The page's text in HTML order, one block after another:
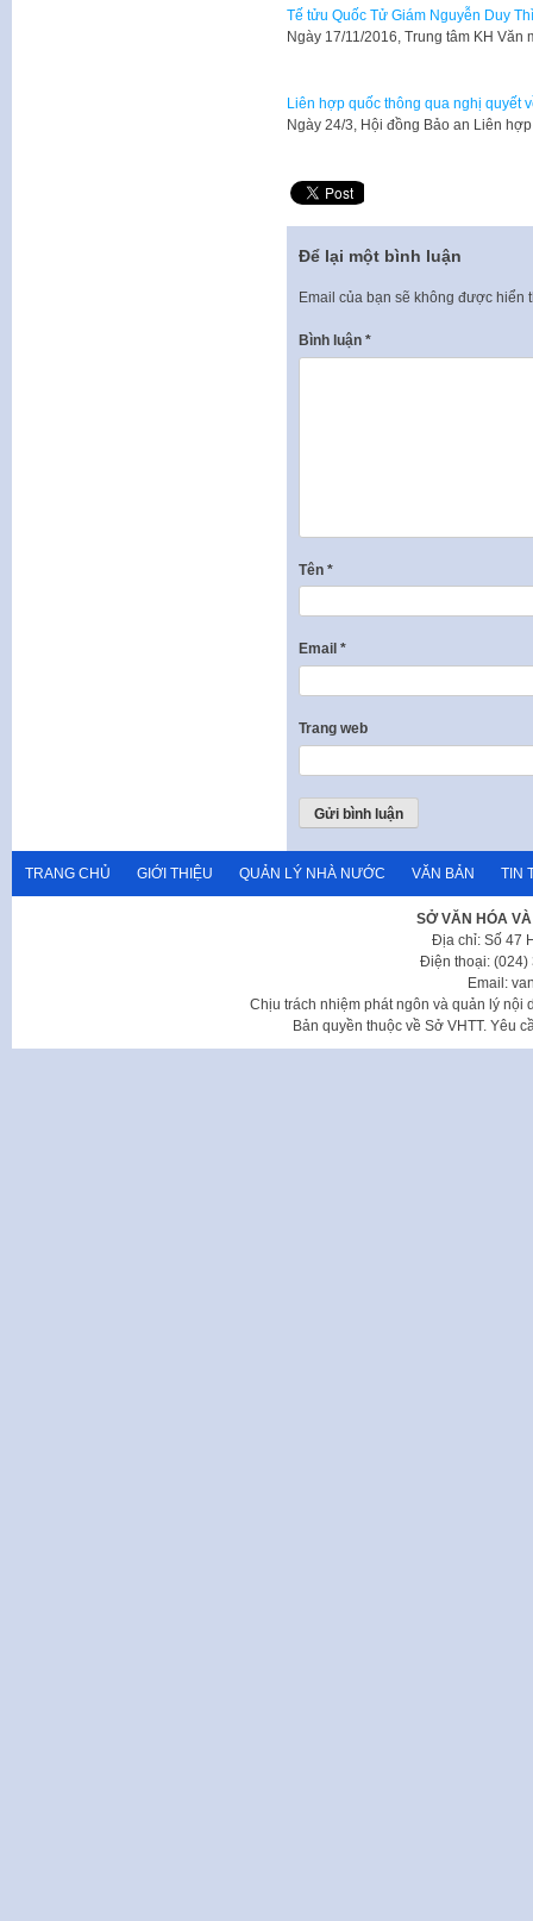
Tế tửu Quốc Tử Giám Nguyễn Duy
Ngày 17/11/2016, Trung tâm KH
Liên hợp quốc thông qua nghị quyết
Ngày 24/3, Hội đồng Bảo an Liên
Để lại một bình luận
Email của bạn sẽ không được hiển
Bình luận *
Tên *
Email *
Trang web
TRANG CHỦ GIỚI THIỆU QUẢN LÝ NHÀ NƯỚC VĂN BẢN TIN
SỞ VĂN HÓA
Địa chỉ: Số 47
Điện thoại: (024)
Email:
Chịu trách nhiệm phát ngôn và quản lý nội
Bản quyền thuộc về Sở VHTT. Yêu